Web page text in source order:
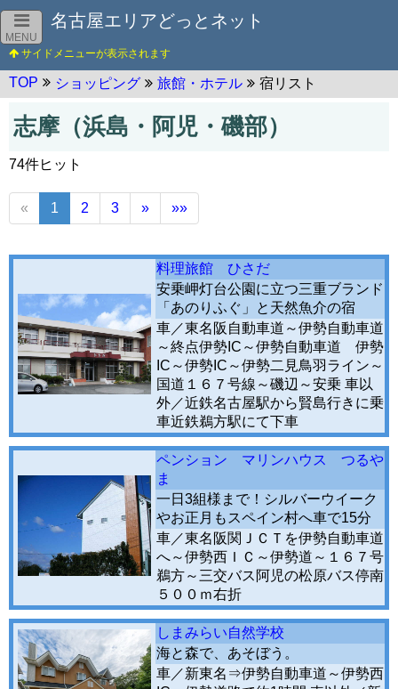
MENU
名古屋エリアどっとネット
TOP ショッピング 旅館・ホテル 宿リスト
志摩（浜島・阿児・磯部）
74件ヒット
« 1 2 3 » »»
料理旅館 ひさだ
安乗岬灯台公園に立つ三重ブランド
「あのりふぐ」と天然魚介の宿
車／東名阪自動車道～伊勢自動車道
～終点伊勢IC～伊勢自動車道 伊勢
IC～伊勢IC～伊勢二見鳥羽ライン～
国道１６７号線～磯辺～安乗 車以
外／近鉄名古屋駅から賢島行きに乗
車近鉄鵜方駅にて下車
ペンション マリンハウス つるや
ま
一日3組様まで！シルバーウイーク
やお正月もスペイン村へ車で15分
車／東名阪関ＪＣＴを伊勢自動車道
へ～伊勢西ＩＣ～伊勢道～１６７号
鵜方～三交バス阿児の松原バス停南
５００ｍ右折
しまみらい自然学校
海と森で、あそぼう。
車／新東名⇒伊勢自動車道～伊勢西